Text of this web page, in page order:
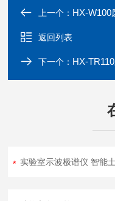
上一个： HX-W100
返回列表
下一个： HX-TR110